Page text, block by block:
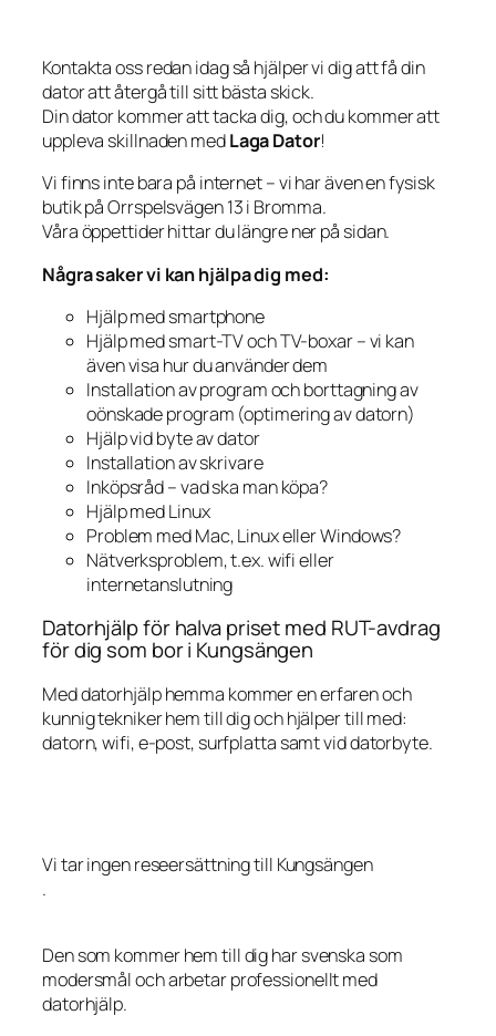
Kontakta oss redan idag så hjälper vi dig att få din
dator att återgå till sitt bästa skick.
Din dator kommer att tacka dig, och du kommer att
uppleva skillnaden medLaga Dator!
Vi finns inte bara på internet – vi har även en fysisk
butik på Orrspelsvägen 13 i Bromma.
Våra öppettider hittar du längre ner på sidan.
Några saker vi kan hjälpa dig med:
Hjälp med smartphone
Hjälp med smart-TV och TV-boxar – vi kan
även visa hur du använder dem
Installation av program och borttagning av
oönskade program (optimering av datorn)
Hjälp vid byte av dator
Installation av skrivare
Inköpsråd – vad ska man köpa?
Hjälp med Linux
Problem med Mac, Linux eller Windows?
Nätverksproblem, t.ex. wifi eller
internetanslutning
Datorhjälp för halva priset med RUT-avdrag
för dig som bor i Kungsängen
Med datorhjälp hemma kommer en erfaren och
kunnig tekniker hem till dig och hjälper till med:
datorn, wifi, e-post, surfplatta samt vid datorbyte.
Vi tar ingen reseersättning till Kungsängen
.
Den som kommer hem till dig har svenska som
modersmål och arbetar professionellt med
datorhjälp.